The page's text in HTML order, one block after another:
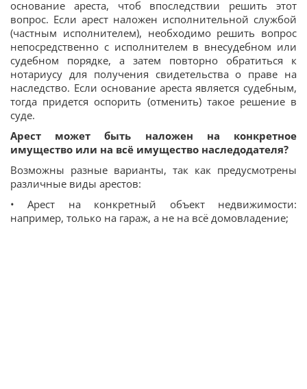
основание ареста, чтоб впоследствии решить этот
вопрос. Если арест наложен исполнительной службой
(частным исполнителем), необходимо решить вопрос
непосредственно с исполнителем в внесудебном или
судебном порядке, а затем повторно обратиться к
нотариусу для получения свидетельства о праве на
наследство. Если основание ареста является судебным,
тогда придется оспорить (отменить) такое решение в
суде.
Арест может быть наложен на конкретное
имущество или на всё имущество наследодателя?
Возможны разные варианты, так как предусмотрены
различные виды арестов:
• Арест на конкретный объект недвижимости:
например, только на гараж, а не на всё домовладение;